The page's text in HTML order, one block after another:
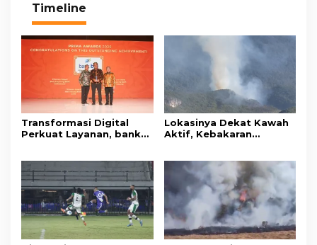
Timeline
Transformasi Digital
Perkuat Layanan, bank
Awards 2026
Lokasinya Dekat Kawah
Aktif, Kebakaran
Pangrango